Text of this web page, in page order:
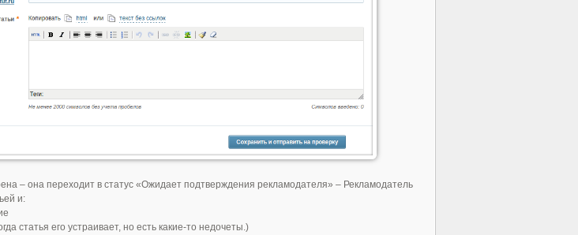
– она переходит в статус «Ожидает подтверждения рекламодателя» – Рекламодатель
и:
статья его устраивает, но есть какие-то недочеты.)